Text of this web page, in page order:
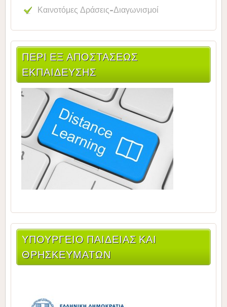
Καινοτόμες Δράσεις-Διαγωνισμοί
ΠΕΡΙ ΕΞ ΑΠΟΣΤΑΣΕΩΣ
ΕΚΠΑΙΔΕΥΣΗΣ
ΥΠΟΥΡΓΕΊΟ ΠΑΙΔΕΊΑΣ ΚΑΙ
ΘΡΗΣΚΕΥΜΆΤΩΝ